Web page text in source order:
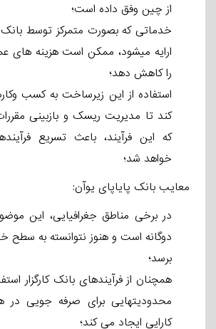
از چین وفق داده است؛
خدماتی که بصورت متمرکز توسط بانک
ارایه می­شود، ممکن است هزینه ­های
را کاهش دهد؛
کند تا مدیریت ریسک و بازبینی
که این فرآیند، باعث تسریع
خواهد شد؛
معایب بانک پایاپای یوآن:
در برخی مناطق جغرافیایی، این
دوگانه است و هنوز نتوانسته به
برسد؛
همچنان از فرآیندهای بانک کارگزار
محدودیتهایی برای صرفه­ جویی در
کارایی ایجاد می­ کند؛